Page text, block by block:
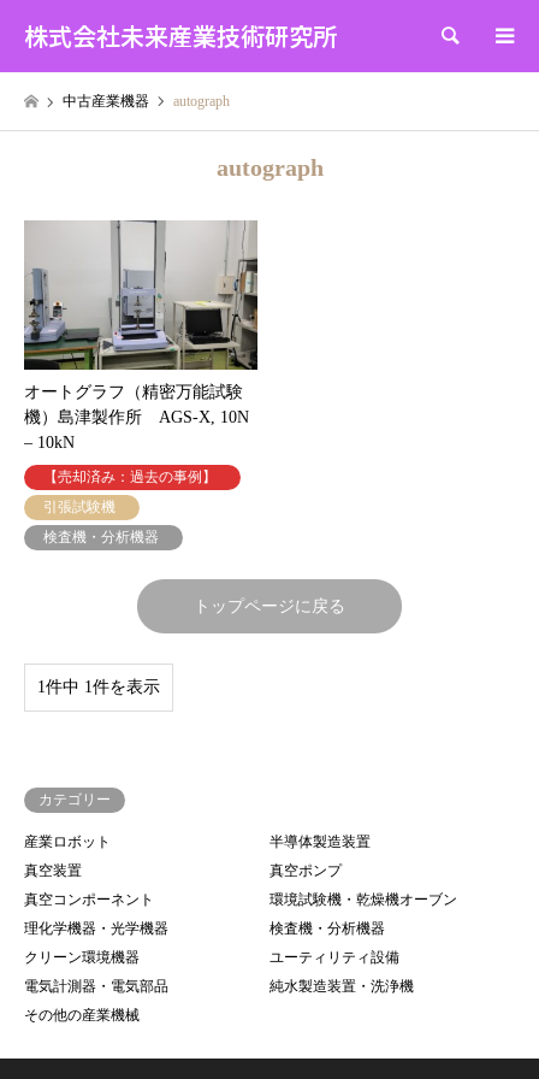
株式会社未来産業技術研究所 検索
中古産業機器 autograph
autograph
オートグラフ（精密万能試験
機）島津製作所 AGS-X, 10N
– 10kN
【売却済み：過去の事例】
引張試験機
検査機・分析機器
トップページに戻る
1件中 1件を表示
カテゴリー
産業ロボット
半導体製造装置
真空装置
真空ポンプ
真空コンポーネント
環境試験機・乾燥機オーブン
理化学機器・光学機器
検査機・分析機器
クリーン環境機器
ユーティリティ設備
電気計測器・電気部品
純水製造装置・洗浄機
その他の産業機械